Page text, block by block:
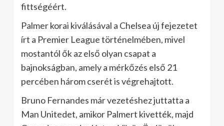
fittségéért.
Palmer korai kiválásával a Chelsea új fejezetet
írt a Premier League történelmében, mivel
mostantól ők az első olyan csapat a
bajnokságban, amely a mérkőzés első 21
percében három cserét is végrehajtott.
Bruno Fernandes már vezetéshez juttatta a
Man Unitedet, amikor Palmert kivették, majd